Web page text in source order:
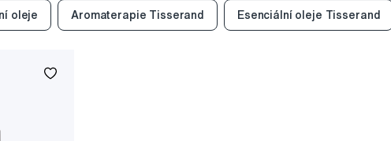
oleje Aromaterapie Tisserand Esenciální oleje Tisserand